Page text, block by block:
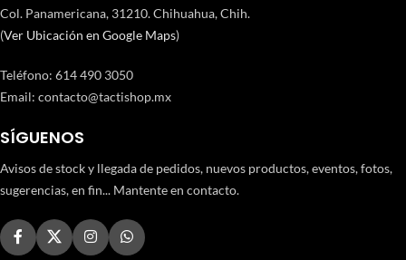
Col. Panamericana, 31210. Chihuahua, Chih.
(Ver Ubicación en Google Maps)
Teléfono: 614 490 3050
Email: contacto@tactishop.mx
SÍGUENOS
Avisos de stock y llegada de pedidos, nuevos productos, eventos, fotos,
sugerencias, en fin... Mantente en contacto.